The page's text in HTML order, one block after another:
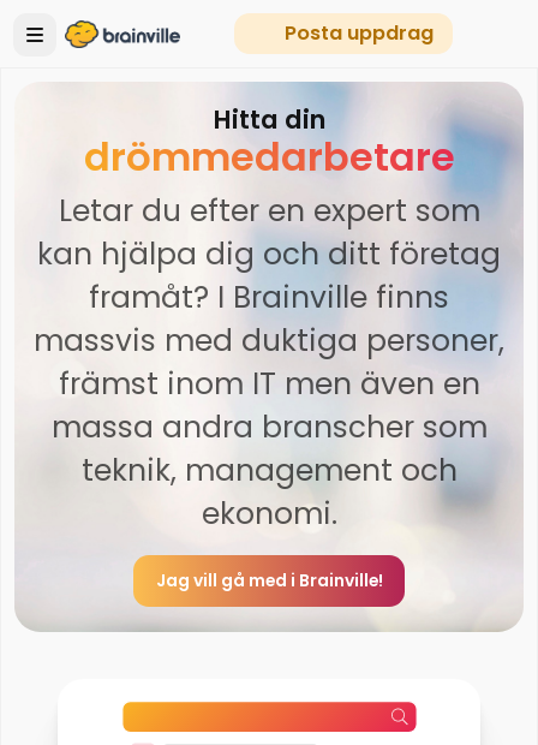
Posta uppdrag
Hitta din
drömmedarbetare
Letar du efter en expert som
kan hjälpa dig och ditt företag
framåt? I Brainville finns
massvis med duktiga personer,
främst inom IT men även en
massa andra branscher som
teknik, management och
ekonomi.
Jag vill gå med i Brainville!